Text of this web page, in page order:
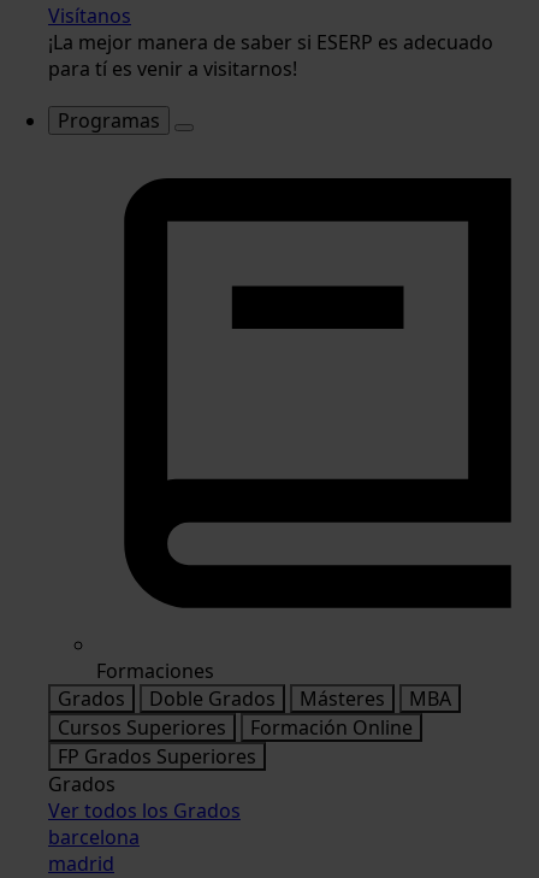
Visítanos
¡La mejor manera de saber si ESERP es adecuado
para tí es venir a visitarnos!
Programas
Formaciones
Grados
Doble Grados Másteres
MBA
Cursos Superiores
Formación Online
FP Grados Superiores
Grados
Ver todos los Grados
barcelona
madrid